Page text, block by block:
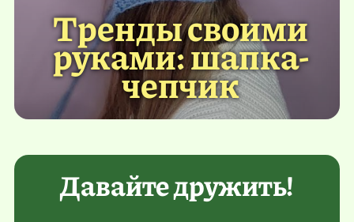
Тренды своими
руками: шапка-
чепчик
Давайте дружить!